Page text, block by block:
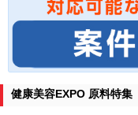
健康美容EXPO 原料特集